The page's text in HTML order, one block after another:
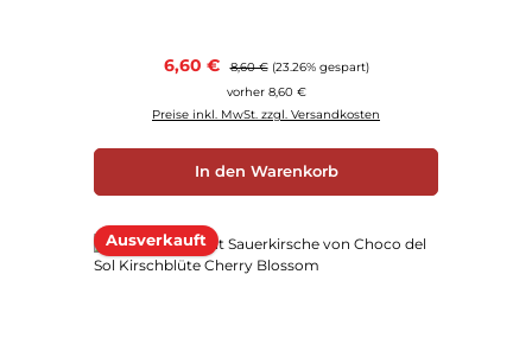
Verkaufspreis:
6,60 € Regulärer Preis:
8,60 € (23.26% gespart)
vorher 8,60 €
Preise inkl. MwSt. zzgl. Versandkosten
In den Warenkorb
Ausverkauft